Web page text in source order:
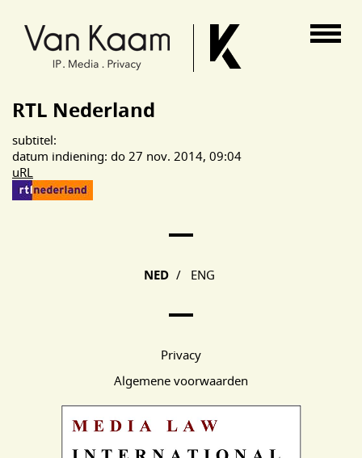
RTL Nederland
subtitel:
datum indiening: do 27 nov. 2014, 09:04
uRL
NED / ENG
Privacy
Algemene voorwaarden